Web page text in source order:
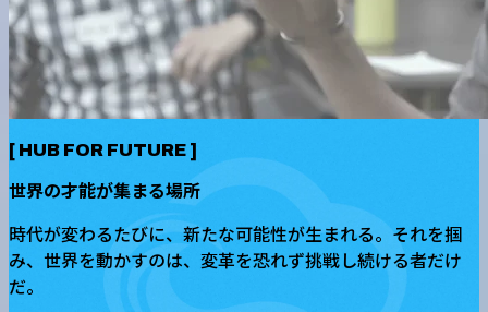
[ HUB FOR FUTURE ]
世界の才能が集まる場所
時代が変わるたびに、新たな可能性が生まれる。それを掴
み、世界を動かすのは、変革を恐れず挑戦し続ける者だけ
だ。